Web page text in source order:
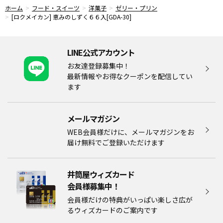
ホーム フード・スイーツ 洋菓子
ゼリー・プリン
[ロクメイカン] 恵みのしずく６６入[GDA-30]
LINE公式アカウント
お友達登録募集中！
最新情報やお得なクーポンを配信してい
ます
メールマガジン​
WEB会員様だけに、メールマガジンをお
届け無料でご登録いただけます
井筒屋ウィズカード
会員様募集中！​​
会員様だけの特典がいっぱい楽しさ広が
るウィズカードのご案内です